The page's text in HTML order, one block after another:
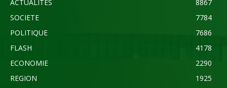
ACTUALITES
8867
SOCIETE
7784
POLITIQUE
7686
FLASH
4178
ECONOMIE
2290
REGION
1925